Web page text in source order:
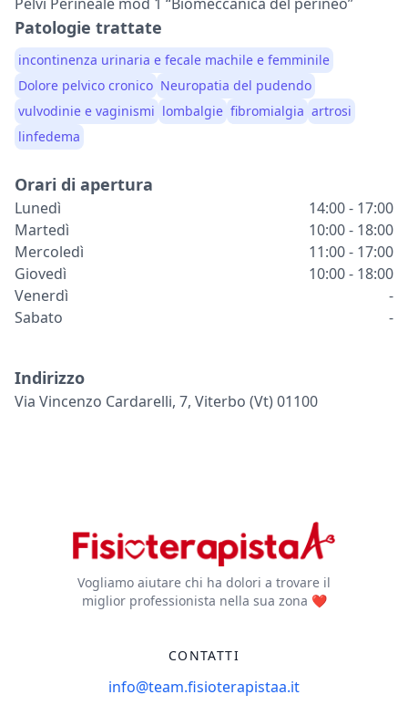
Patologie trattate
incontinenza urinaria e fecale machile e femminile
Dolore pelvico cronico Neuropatia del pudendo
vulvodinie e vaginismi lombalgie fibromialgia artrosi
linfedema
Orari di apertura
Lunedì
14:00 - 17:00
Martedì
10:00 - 18:00
Mercoledì
11:00 - 17:00
Giovedì
10:00 - 18:00
Venerdì
-
Sabato
-
Indirizzo
Via Vincenzo Cardarelli, 7, Viterbo (vt) 01100
Vogliamo aiutare chi ha dolori a trovare il
miglior professionista nella sua zona ❤️
CONTATTI
info@team.fisioterapistaa.it